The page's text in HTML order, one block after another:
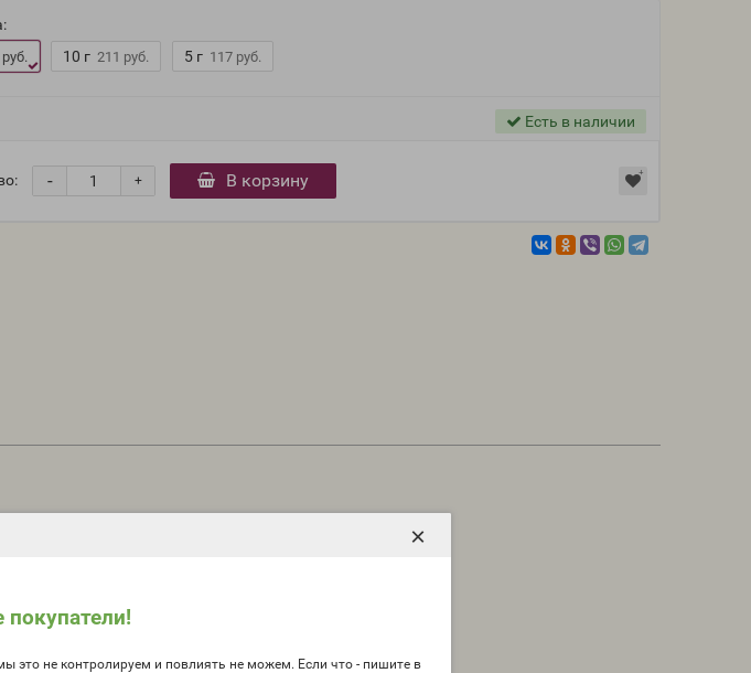
это не контролируем и повлиять не можем. Если что - пишите в
×
10 г 211 руб. 5 г 117 руб.
Есть в наличии
+
- В корзину